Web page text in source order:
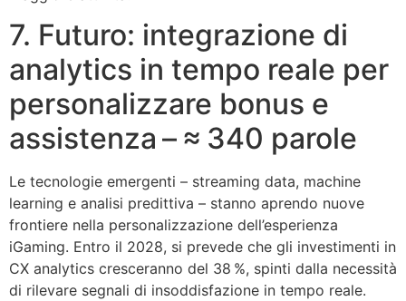
7. Futuro: integrazione di
analytics in tempo reale per
personalizzare bonus e
assistenza – ≈ 340 parole
Le tecnologie emergenti – streaming data, machine
learning e analisi predittiva – stanno aprendo nuove
frontiere nella personalizzazione dell’esperienza
iGaming. Entro il 2028, si prevede che gli investimenti in
CX analytics cresceranno del 38 %, spinti dalla necessità
di rilevare segnali di insoddisfazione in tempo reale.